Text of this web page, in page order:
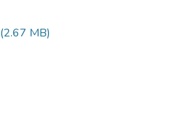
MB)